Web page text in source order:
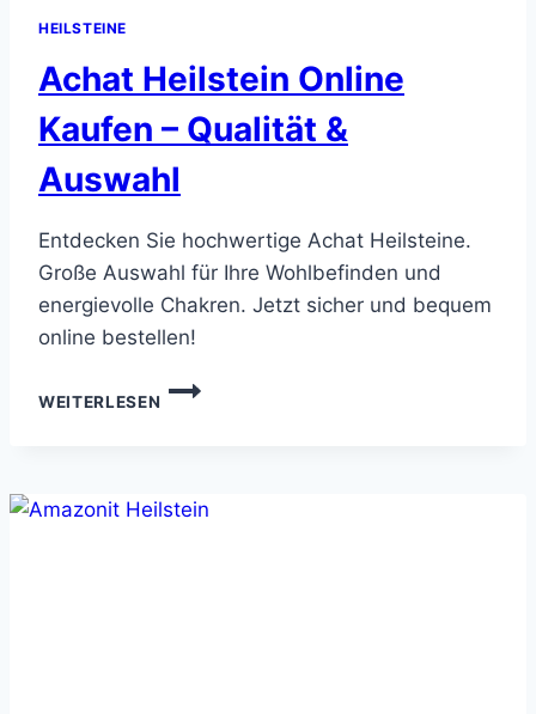
HEILSTEINE
Achat Heilstein Online
Kaufen – Qualität &
Auswahl
Entdecken Sie hochwertige Achat Heilsteine.
Große Auswahl für Ihre Wohlbefinden und
energievolle Chakren. Jetzt sicher und bequem
online bestellen!
WEITERLESEN
ACHAT
QUALITÄT